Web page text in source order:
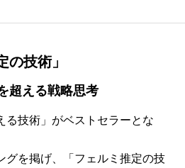
の技術」
超える戦略思考
る技術」がベストセラーとな
グを掲げ、「フェルミ推定の技